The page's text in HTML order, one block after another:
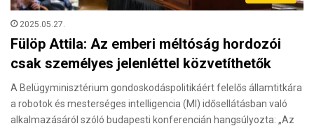
2025.05.27.
Fülöp Attila: Az emberi méltóság hordozói
csak személyes jelenléttel közvetíthetők
A Belügyminisztérium gondoskodáspolitikáért felelős államtitkára
a robotok és mesterséges intelligencia (MI) idősellátásban való
alkalmazásáról szóló budapesti konferencián hangsúlyozta: „Az